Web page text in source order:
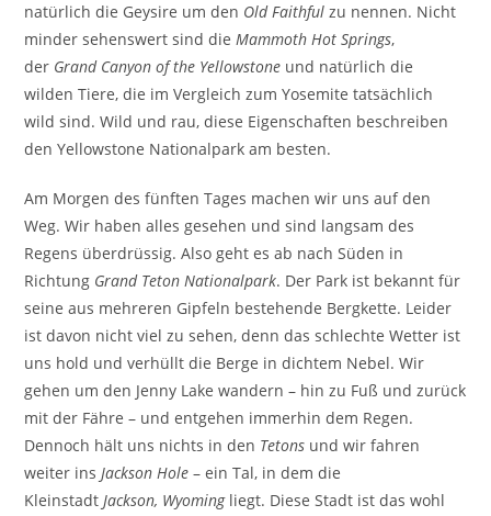
natürlich die Geysire um den Old Faithful zu nennen. Nicht
minder sehenswert sind dieMammoth Hot Springs,
der Grand Canyon of the Yellowstone und natürlich die
wilden Tiere, die im Vergleich zum Yosemite tatsächlich
wild sind. Wild und rau, diese Eigenschaften beschreiben
den Yellowstone Nationalpark am besten.
Am Morgen des fünften Tages machen wir uns auf den
Weg. Wir haben alles gesehen und sind langsam des
Regens überdrüssig. Also geht es ab nach Süden in
Richtung Grand Teton Nationalpark. Der Park ist bekannt für
seine aus mehreren Gipfeln bestehende Bergkette. Leider
ist davon nicht viel zu sehen, denn das schlechte Wetter ist
uns hold und verhüllt die Berge in dichtem Nebel. Wir
gehen um den Jenny Lake wandern – hin zu Fuß und zurück
mit der Fähre – und entgehen immerhin dem Regen.
Dennoch hält uns nichts in den Tetons und wir fahren
weiter insJackson Hole – ein Tal, in dem die
KleinstadtJackson, Wyomingliegt. Diese Stadt ist das wohl